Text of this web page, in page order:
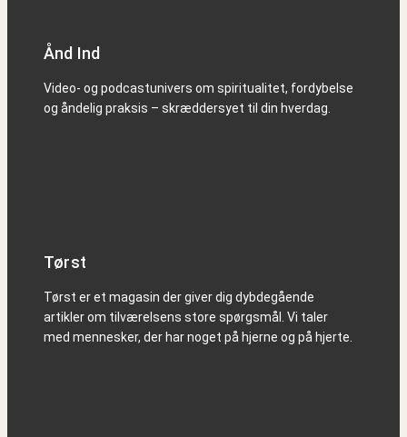
Ånd Ind
Video- og podcastunivers om spiritualitet, fordybelse
og åndelig praksis – skræddersyet til din hverdag.
Tørst
Tørst er et magasin der giver dig dybdegående
artikler om tilværelsens store spørgsmål. Vi taler
med mennesker, der har noget på hjerne og på hjerte.